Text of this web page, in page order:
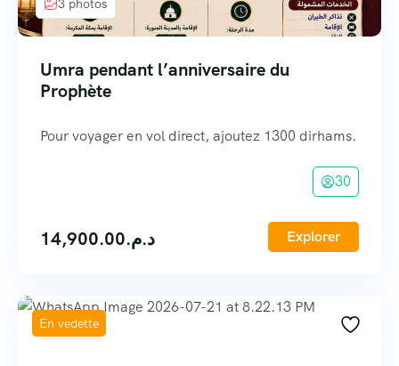
3 photos
Umra pendant l’anniversaire du
Prophète
Pour voyager en vol direct, ajoutez 1300 dirhams.
30
د.م.14,900.00 Explorer
En vedette